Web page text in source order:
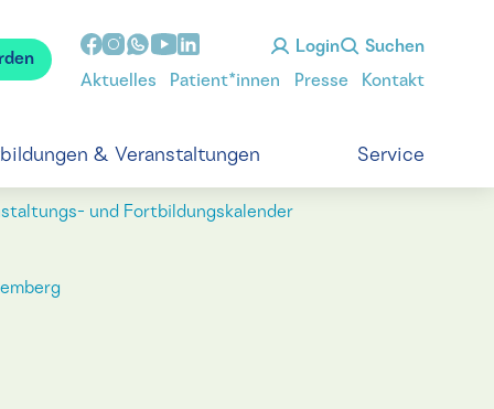
Login Suchen
Aktuelles Patient*innen Presse Kontakt
& Veranstaltungen Service
und Fortbildungskalender